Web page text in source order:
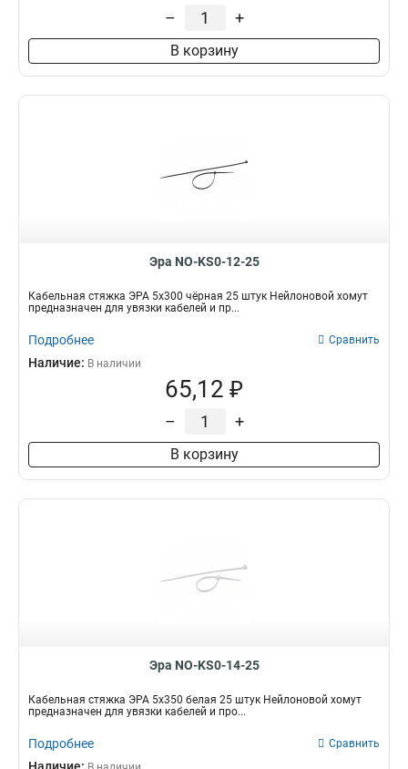
– +
В корзину
Эра NO-KS0-12-25
Кабельная стяжка ЭРА 5x300 чёрная 25 штук Нейлоновой хомут
предназначен для увязки кабелей и пр...
Подробнее Сравнить
Наличие: В наличии
65,12 ₽
– +
В корзину
Эра NO-KS0-14-25
Кабельная стяжка ЭРА 5х350 белая 25 штук Нейлоновой хомут
предназначен для увязки кабелей и про...
Подробнее Сравнить